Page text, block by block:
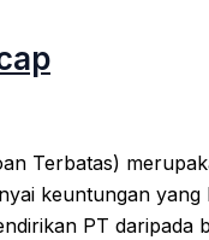
Terbatas)
keuntungan
PT daripada